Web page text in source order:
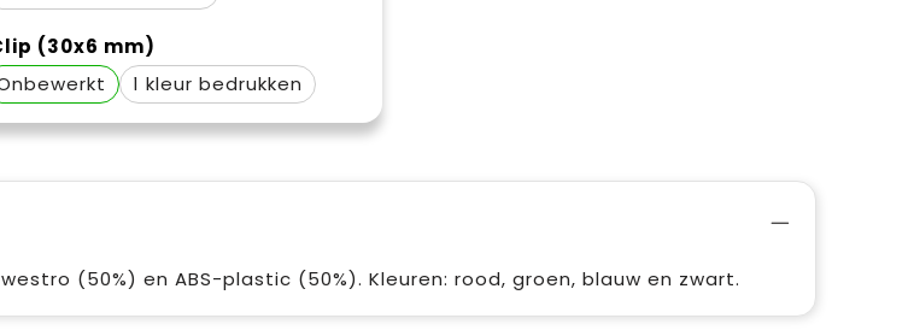
(30x6 mm)
1
(50%) en ABS-plastic (50%). Kleuren: rood, groen, blauw en zwart.